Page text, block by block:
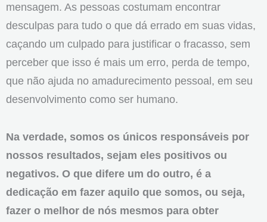
mensagem. As pessoas costumam encontrar
desculpas para tudo o que dá errado em suas vidas,
caçando um culpado para justificar o fracasso, sem
perceber que isso é mais um erro, perda de tempo,
que não ajuda no amadurecimento pessoal, em seu
desenvolvimento como ser humano.
Na verdade, somos os únicos responsáveis por
nossos resultados, sejam eles positivos ou
negativos. O que difere um do outro, é a
dedicação em fazer aquilo que somos, ou seja,
fazer o melhor de nós mesmos para obter